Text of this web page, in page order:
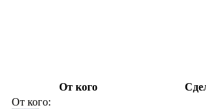
От кого
От кого: